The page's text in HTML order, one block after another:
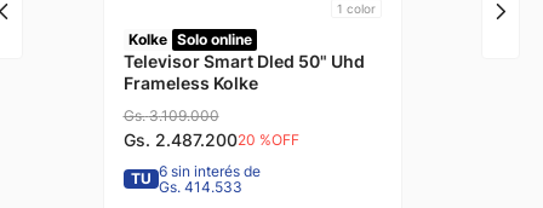
1 color
Kolke Solo online
Televisor Smart Dled 50" Uhd
Frameless Kolke
Gs. 3.109.000
Gs. 2.487.20020 %OFF
TU 6 sin interés de
Gs. 414.533